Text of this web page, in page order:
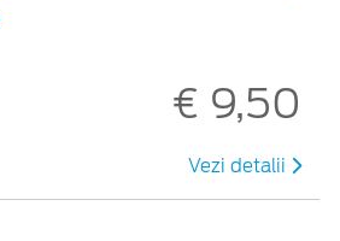
€ 9,50
Vezi detalii